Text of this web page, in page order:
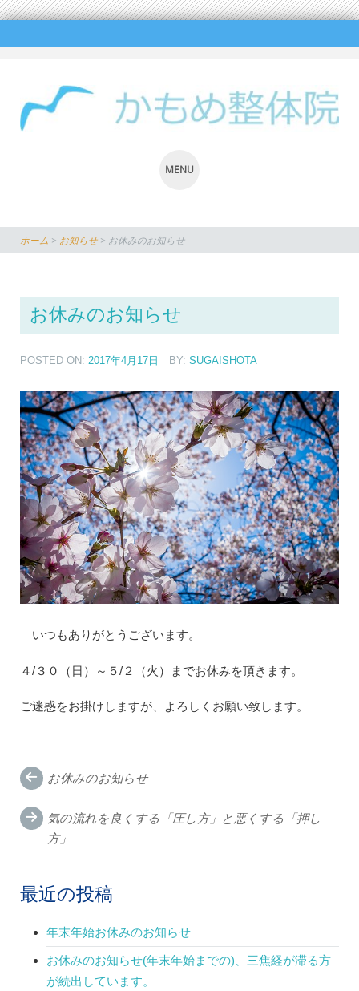
MENU
TO
CONTENT
ホーム > お知らせ > お休みのお知らせ
お休みのお知らせ
POSTED ON: 2017年4月17日 BY:SUGAISHOTA
いつもありがとうございます。
４/３０（日）～５/２（火）までお休みを頂きます。
ご迷惑をお掛けしますが、よろしくお願い致します。
Post
navigation
お休みのお知らせ
気の流れを良くする「圧し方」と悪くする「押し
方」
最近の投稿
年末年始お休みのお知らせ
お休みのお知らせ(年末年始までの)、三焦経が滞る方
が続出しています。